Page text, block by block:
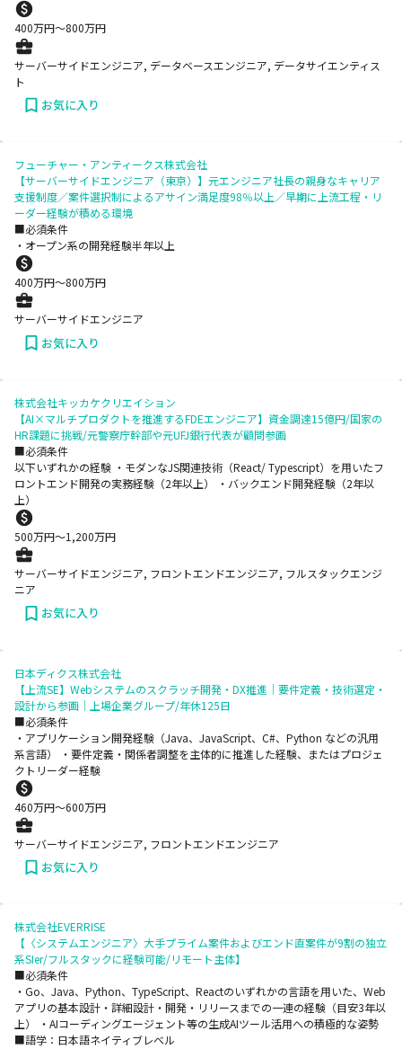
400万円〜800万円
サーバーサイドエンジニア, データベースエンジニア, データサイエンティス
ト
お気に入り
フューチャー・アンティークス株式会社
【サーバーサイドエンジニア（東京）】元エンジニア社長の親身なキャリア
支援制度／案件選択制によるアサイン満足度98％以上／早期に上流工程・リ
ーダー経験が積める環境
■必須条件
・オープン系の開発経験半年以上
400万円〜800万円
サーバーサイドエンジニア
お気に入り
株式会社キッカケクリエイション
【AI×マルチプロダクトを推進するFDEエンジニア】資金調達15億円/国家の
HR課題に挑戦/元警察庁幹部や元UFJ銀行代表が顧問参画
■必須条件
以下いずれかの経験 ・モダンなJS関連技術（React/ Typescript）を用いたフ
ロントエンド開発の実務経験（2年以上） ・バックエンド開発経験（2年以
上）
500万円〜1,200万円
サーバーサイドエンジニア, フロントエンドエンジニア, フルスタックエンジ
ニア
お気に入り
日本ディクス株式会社
【上流SE】Webシステムのスクラッチ開発・DX推進｜要件定義・技術選定・
設計から参画｜上場企業グループ/年休125日
■必須条件
・アプリケーション開発経験（Java、JavaScript、C#、Python などの汎用
系言語） ・要件定義・関係者調整を主体的に推進した経験、またはプロジェ
クトリーダー経験
460万円〜600万円
サーバーサイドエンジニア, フロントエンドエンジニア
お気に入り
株式会社EVERRISE
【〈システムエンジニア〉大手プライム案件およびエンド直案件が9割の独立
系SIer/フルスタックに経験可能/リモート主体】
■必須条件
・Go、Java、Python、TypeScript、Reactのいずれかの言語を用いた、Web
アプリの基本設計・詳細設計・開発・リリースまでの一連の経験（目安3年以
上） ・AIコーディングエージェント等の生成AIツール活用への積極的な姿勢
■語学：日本語ネイティブレベル